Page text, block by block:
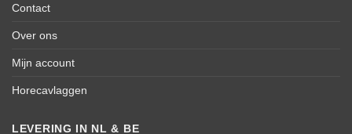
Contact
Over ons
Mijn account
Horecavlaggen
LEVERING IN NL & BE